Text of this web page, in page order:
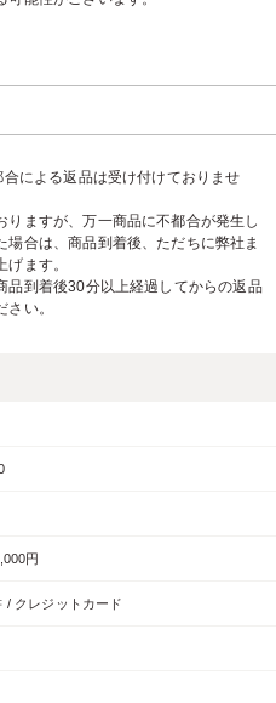
による返品は受け付けておりませ
りますが、万一商品に不都合が発生し
合は、商品到着後、ただちに弊社ま
ます。
品到着後30分以上経過してからの返品
い。
円
/ クレジットカード